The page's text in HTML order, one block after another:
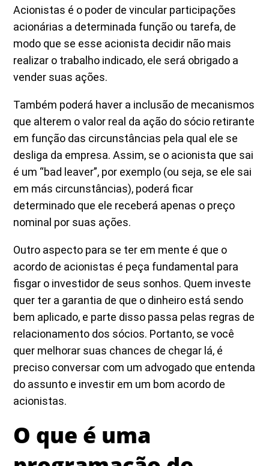
Acionistas é o poder de vincular participações
acionárias a determinada função ou tarefa, de
modo que se esse acionista decidir não mais
realizar o trabalho indicado, ele será obrigado a
vender suas ações.
Também poderá haver a inclusão de mecanismos
que alterem o valor real da ação do sócio retirante
em função das circunstâncias pela qual ele se
desliga da empresa. Assim, se o acionista que sai
é um “bad leaver”, por exemplo (ou seja, se ele sai
em más circunstâncias), poderá ficar
determinado que ele receberá apenas o preço
nominal por suas ações.
Outro aspecto para se ter em mente é que o
acordo de acionistas é peça fundamental para
fisgar o investidor de seus sonhos. Quem investe
quer ter a garantia de que o dinheiro está sendo
bem aplicado, e parte disso passa pelas regras de
relacionamento dos sócios. Portanto, se você
quer melhorar suas chances de chegar lá, é
preciso conversar com um advogado que entenda
do assunto e investir em um bom acordo de
acionistas.
O que é uma